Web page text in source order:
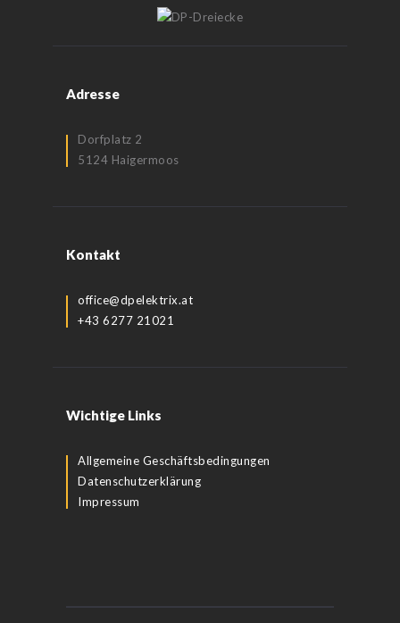
Adresse
Dorfplatz 2
5124 Haigermoos
Kontakt
office@dpelektrix.at
+43 6277 21021
Wichtige Links
Allgemeine Geschäftsbedingungen
Datenschutzerklärung
Impressum